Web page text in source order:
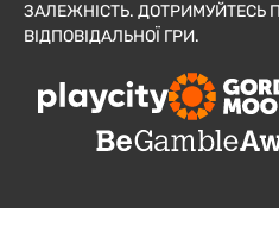
ЗАЛЕЖНІСТЬ. ДОТРИМУЙТЕСЬ
ВІДПОВІДАЛЬНОЇ ГРИ.